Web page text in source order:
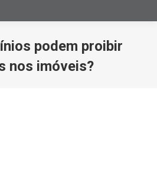
podem proibir
nos imóveis?